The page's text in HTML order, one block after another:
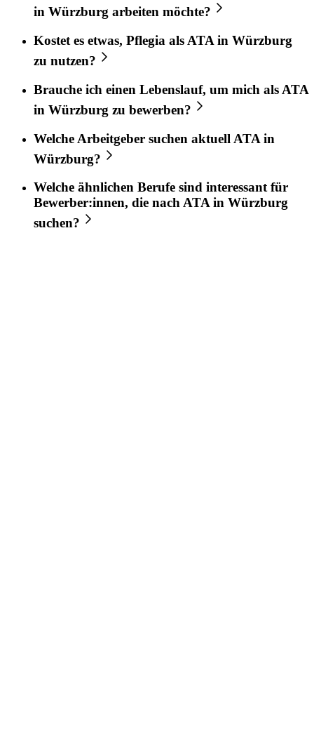
in Würzburg arbeiten möchte?
Kostet es etwas, Pflegia als ATA in Würzburg
zu nutzen?
Brauche ich einen Lebenslauf, um mich als ATA
in Würzburg zu bewerben?
Welche Arbeitgeber suchen aktuell ATA in
Würzburg?
Welche ähnlichen Berufe sind interessant für
Bewerber:innen, die nachATAin Würzburg
suchen?